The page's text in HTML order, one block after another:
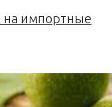
на импортные